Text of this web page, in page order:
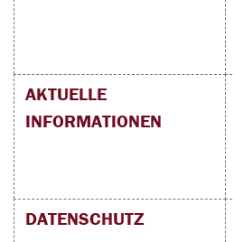
AKTUELLE
INFORMATIONEN
DATENSCHUTZ